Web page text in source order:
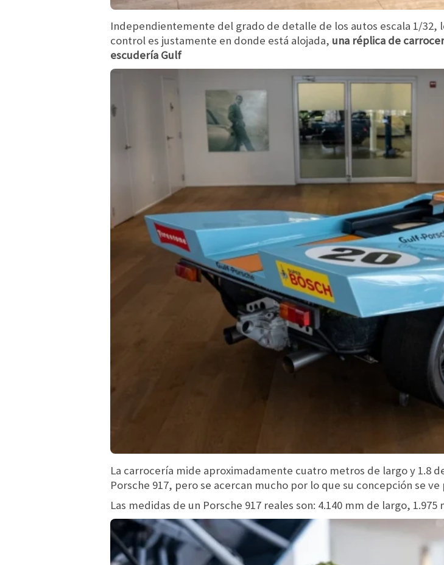
Independientemente del grado de detalle de los autos escala 1/32,
control es justamente en donde está alojada, una réplica de
escudería Gulf
La carrocería mide aproximadamente cuatro metros de largo y 1.8
Porsche 917, pero se acercan mucho por lo que su concepción se
Las medidas de un Porsche 917 reales son: 4.140 mm de largo,